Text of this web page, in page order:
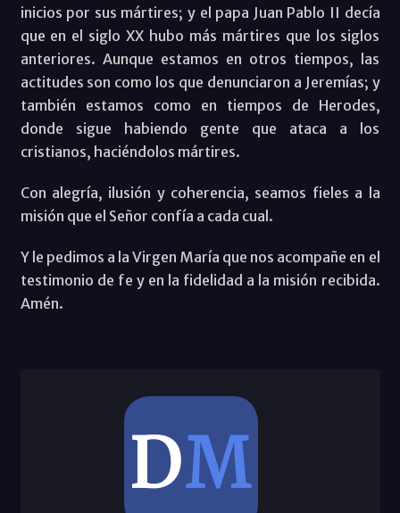
inicios por sus mártires; y el papa Juan Pablo II decía
que en el siglo XX hubo más mártires que los siglos
anteriores. Aunque estamos en otros tiempos, las
actitudes son como los que denunciaron a Jeremías; y
también estamos como en tiempos de Herodes,
donde sigue habiendo gente que ataca a los
cristianos, haciéndolos mártires.
Con alegría, ilusión y coherencia, seamos fieles a la
misión que el Señor confía a cada cual.
Y le pedimos a la Virgen María que nos acompañe en el
testimonio de fe y en la fidelidad a la misión recibida.
Amén.